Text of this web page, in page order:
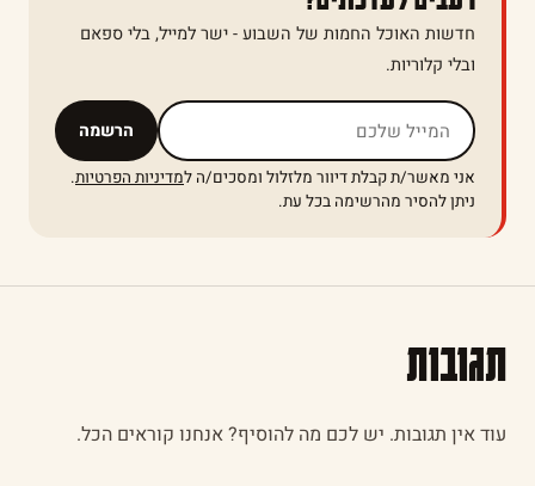
חדשות האוכל החמות של השבוע - ישר למייל, בלי ספאם
ובלי קלוריות.
הרשמה אל תמלאו שדה זה
אני מאשר/ת קבלת דיוור מלזלול ומסכים/ה למדיניות הפרטיות.
ניתן להסיר מהרשימה בכל עת.
תגובות
עוד אין תגובות. יש לכם מה להוסיף? אנחנו קוראים הכל.